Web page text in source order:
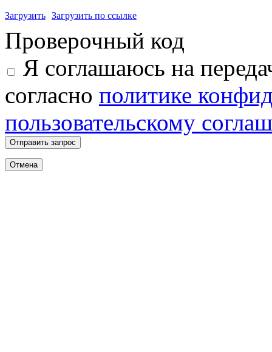
Загрузить Загрузить по ссылке
Проверочный код
Я соглашаюсь на
согласно политике
пользовательскому
Отправить запрос
Отмена